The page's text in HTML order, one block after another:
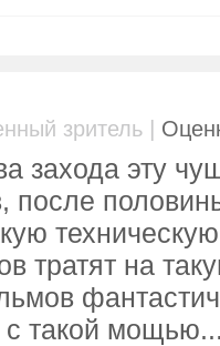
зритель |
захода эту
после
тратят на
с такой